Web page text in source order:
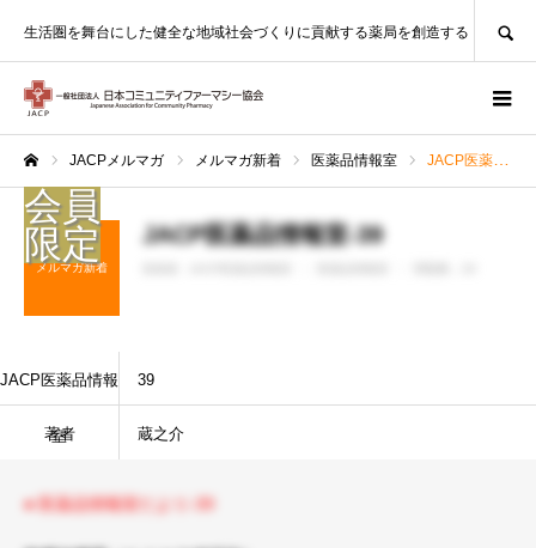
生活圏を舞台にした健全な地域社会づくりに貢献する薬局を創造する
JACPメルマガ メルマガ新着 医薬品情報室 JACP医薬品情報室-39
メルマガ新着
JACP医薬品情報室-39
JACP医薬品情報
室
39
著者 蔵之介
● 医薬品情報室だより-39